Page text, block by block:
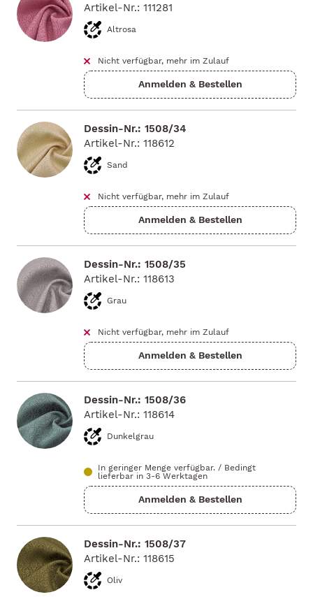
Artikel-Nr.: 111281
Altrosa
Nicht verfügbar, mehr im Zulauf
Dessin-Nr.: 1508/34
Artikel-Nr.: 118612
Sand
Nicht verfügbar, mehr im Zulauf
Dessin-Nr.: 1508/35
Artikel-Nr.: 118613
Grau
Nicht verfügbar, mehr im Zulauf
Dessin-Nr.: 1508/36
Artikel-Nr.: 118614
Dunkelgrau
In geringer Menge verfügbar. / Bedingt
lieferbar in 3-6 Werktagen
Dessin-Nr.: 1508/37
Artikel-Nr.: 118615
Oliv